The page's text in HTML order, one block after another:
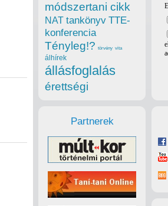
módszertani cikk
NAT tankönyv TTE-
konferencia
Tényleg!? törvény vita
álhírek
állásfoglalás
érettségi
Partnerek